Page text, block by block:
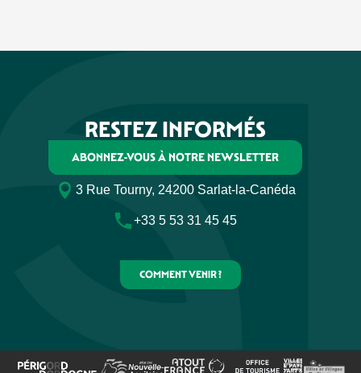
RESTEZ INFORMÉS
ABONNEZ-VOUS À NOTRE NEWSLETTER
3 Rue Tourny, 24200 Sarlat-la-Canéda
+33 5 53 31 45 45
COMMENT VENIR ?